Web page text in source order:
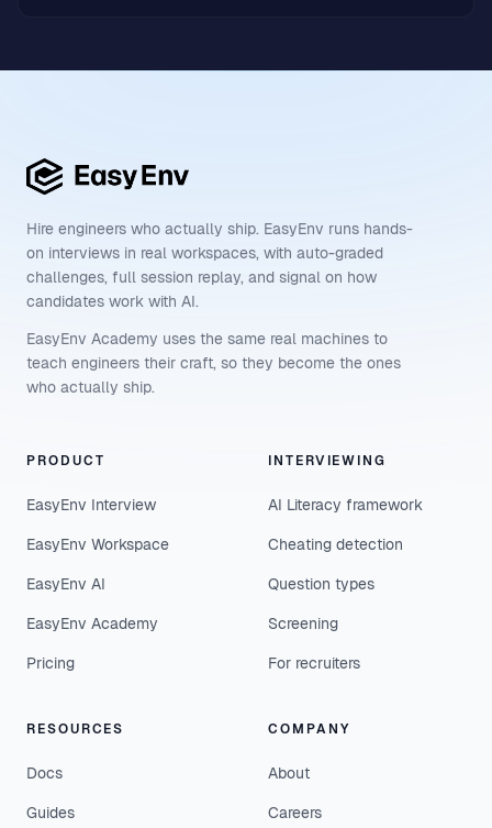
Hire engineers who actually ship. EasyEnv runs hands-
on interviews in real workspaces, with auto-graded
challenges, full session replay, and signal on how
candidates work with AI.
EasyEnv Academy uses the same real machines to
teach engineers their craft, so they become the ones
who actually ship.
PRODUCT
EasyEnv Interview
EasyEnv Workspace
EasyEnv AI
EasyEnv Academy
Pricing
INTERVIEWING
AI Literacy framework
Cheating detection
Question types
Screening
For recruiters
RESOURCES
Docs
Guides
COMPANY
About
Careers